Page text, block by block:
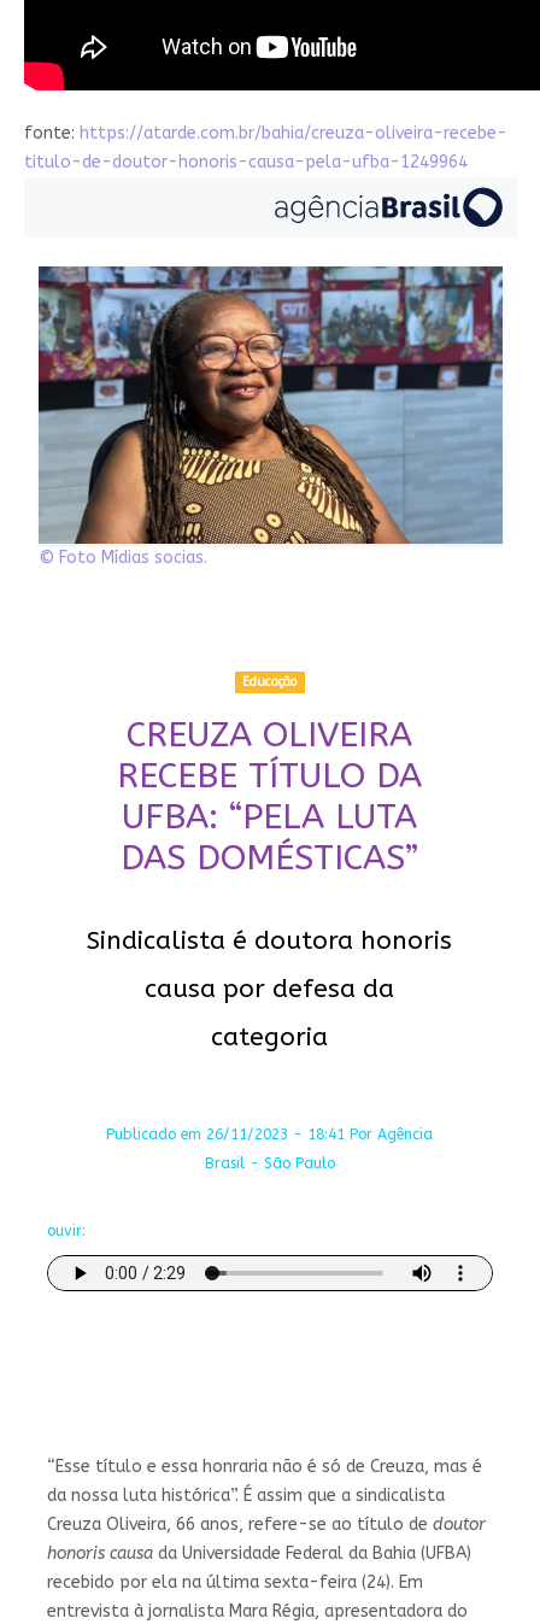
fonte: https://atarde.com.br/bahia/creuza-oliveira-recebe-
titulo-de-doutor-honoris-causa-pela-ufba-1249964
© Foto Mídias socias.
Educação
CREUZA OLIVEIRA
RECEBE TÍTULO DA
UFBA: “PELA LUTA
DAS DOMÉSTICAS”
Sindicalista é doutora honoris
causa por defesa da
categoria
Publicado em 26/11/2023 - 18:41 Por Agência
Brasil - São Paulo
ouvir:
“Esse título e essa honraria não é só de Creuza, mas é
da nossa luta histórica”. É assim que a sindicalista
Creuza Oliveira, 66 anos, refere-se ao título de doutor
honoris causa da Universidade Federal da Bahia (UFBA)
recebido por ela na última sexta-feira (24). Em
entrevista à jornalista Mara Régia, apresentadora do